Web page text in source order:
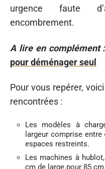
urgence faute
encombrement.
A lire en complément :
pour déménager seul
Pour vous repérer,
rencontrées :
Les modèles à
largeur comprise
espaces restreints.
Les machines à
cm de large pour 85